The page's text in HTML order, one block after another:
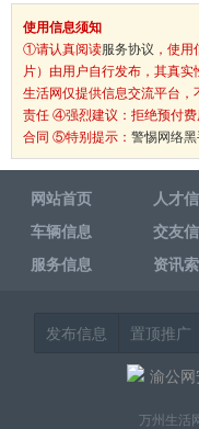
使用信息须知
①请认真阅读服务协议 ，使
片）由用户自行发布，其真
生活网仅提供信息交流平台
责任 ④强烈建议：拒绝预付
合同 ⑤特别提示： 警惕网络
网站首页 人才
车辆信息
交友
服务信息
资讯
发布信息 置顶推广
渝公
万州生活